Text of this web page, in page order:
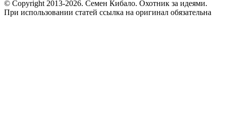
© Copyright 2013-2026. Семен Кибало. Охотник за идеями.
При использовании статей ссылка на оригинал обязательна